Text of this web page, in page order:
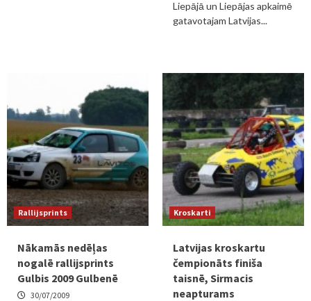
Liepājā un Liepājas apkaimē
gatavotajam Latvijas...
Rallijsprints
Nākamās nedēļas
nogalē rallijsprints
Gulbis 2009 Gulbenē
30/07/2009
Kroskarti
Latvijas kroskartu
čempionāts finiša
taisnē, Sirmacis
neapturams